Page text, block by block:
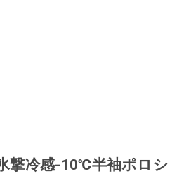
撃冷感-10℃半袖ポロシ